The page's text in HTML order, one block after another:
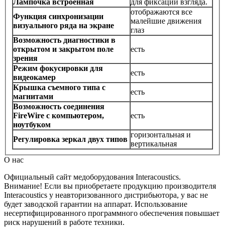
Лампочка встроенная
для фиксации взгляда.
Функция синхронизации
визуального ряда на экране
отображаются все
малейшие движения
глаз
Возможность диагностики в
открытом и закрытом поле
зрения
есть
Режим фокусировки для
видеокамер
есть
Крышка съемного типа с
магнитами
есть
Возможность соединения
FireWire с компьютером,
ноутбуком
есть
Регулировка зеркал двух типов
горизонтальная и
вертикальная
О нас
Официальный сайт медоборудования Interacoustics.
Внимание! Если вы приобретаете продукцию производителя
Interacoustics у неавторизованного дистрибьютора, у вас не
будет заводской гарантии на аппарат. Использование
несертифицированного программного обеспечения повышает
риск нарушений в работе техники.